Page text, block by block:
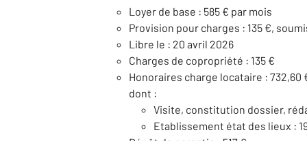
Loyer de base : 585 € par mois
Provision pour charges : 135 €,
Libre le : 20 avril 2026
Charges de copropriété : 135 €
Honoraires charge locataire : 732,60
dont :
Visite, constitution dossier,
Etablissement état des lieux :